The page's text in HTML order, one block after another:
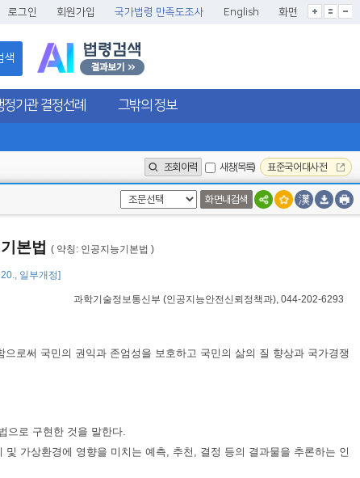
로그인 회원가입 국가법령 만족도조사 English 화면
글씨크기확대
글씨크기확대초기화
글씨크기축소
색
기관 결정선례 그밖의 정보
조회이력 새창(목록) 표준국어대사전
화면내검색
본법 ( 약칭: 인공지능기본법 )
일부개정]
과학기술정보통신부 (인공지능안전신뢰정책과), 044-202-6293
로써 국민의 권익과 존엄성을 보호하고 국민의 삶의 질 향상과 국가경쟁
으로 구현한 것을 말한다.
가상환경에 영향을 미치는 예측, 추천, 결정 등의 결과물을 추론하는 인